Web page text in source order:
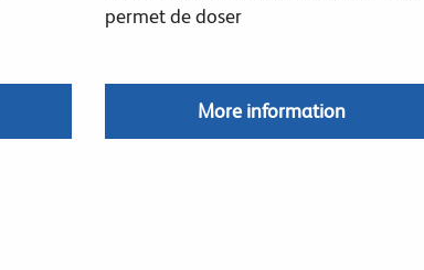
permet de doser
More information